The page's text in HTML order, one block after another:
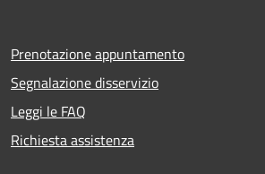
Prenotazione appuntamento
Segnalazione disservizio
Leggi le FAQ
Richiesta assistenza